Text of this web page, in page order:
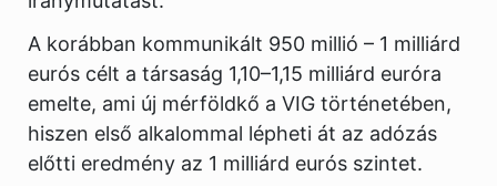
A korábban kommunikált 950 millió – 1 milliárd
eurós célt a társaság 1,10–1,15 milliárd euróra
emelte, ami új mérföldkő a VIG történetében,
hiszen első alkalommal lépheti át az adózás
előtti eredmény az 1 milliárd eurós szintet.